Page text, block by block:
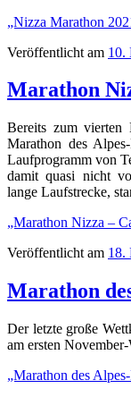
„Nizza Marathon
Veröffentlicht am 10.
Marathon
Bereits zum vierten
Marathon des
Laufprogramm von
damit quasi nicht
lange Laufstrecke,
„Marathon Nizza –
Veröffentlicht am 18.
Marathon
Der letzte große
am ersten
„Marathon des